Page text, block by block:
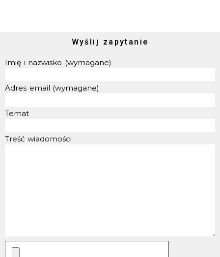
Wyślij zapytanie
Imię i nazwisko (wymagane)
Adres email (wymagane)
Temat
Treść wiadomości